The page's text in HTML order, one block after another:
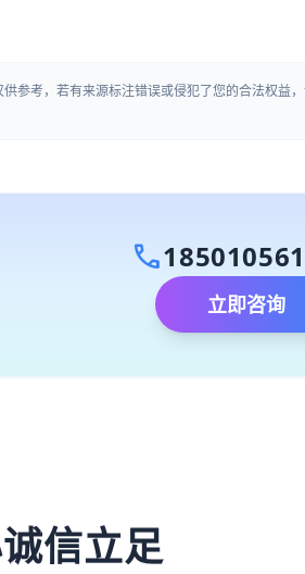
参考，若有来源标注错误或侵犯了您的合法权益
call
立即咨询
信立足